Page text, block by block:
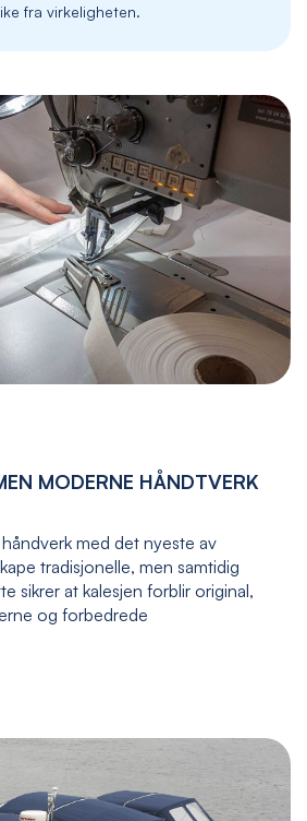
fra virkeligheten.
MODERNE HÅNDTVERK
med det nyeste av
tradisjonelle, men samtidig
sikrer at kalesjen forblir original,
og forbedrede